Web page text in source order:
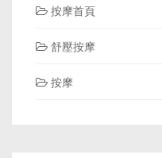
按摩首頁
舒壓按摩
按摩